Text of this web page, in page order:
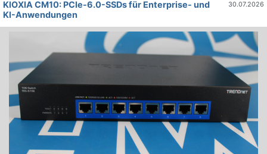
KIOXIA CM10: PCIe-6.0-SSDs für Enterprise- und
KI-Anwendungen
30.07.2026